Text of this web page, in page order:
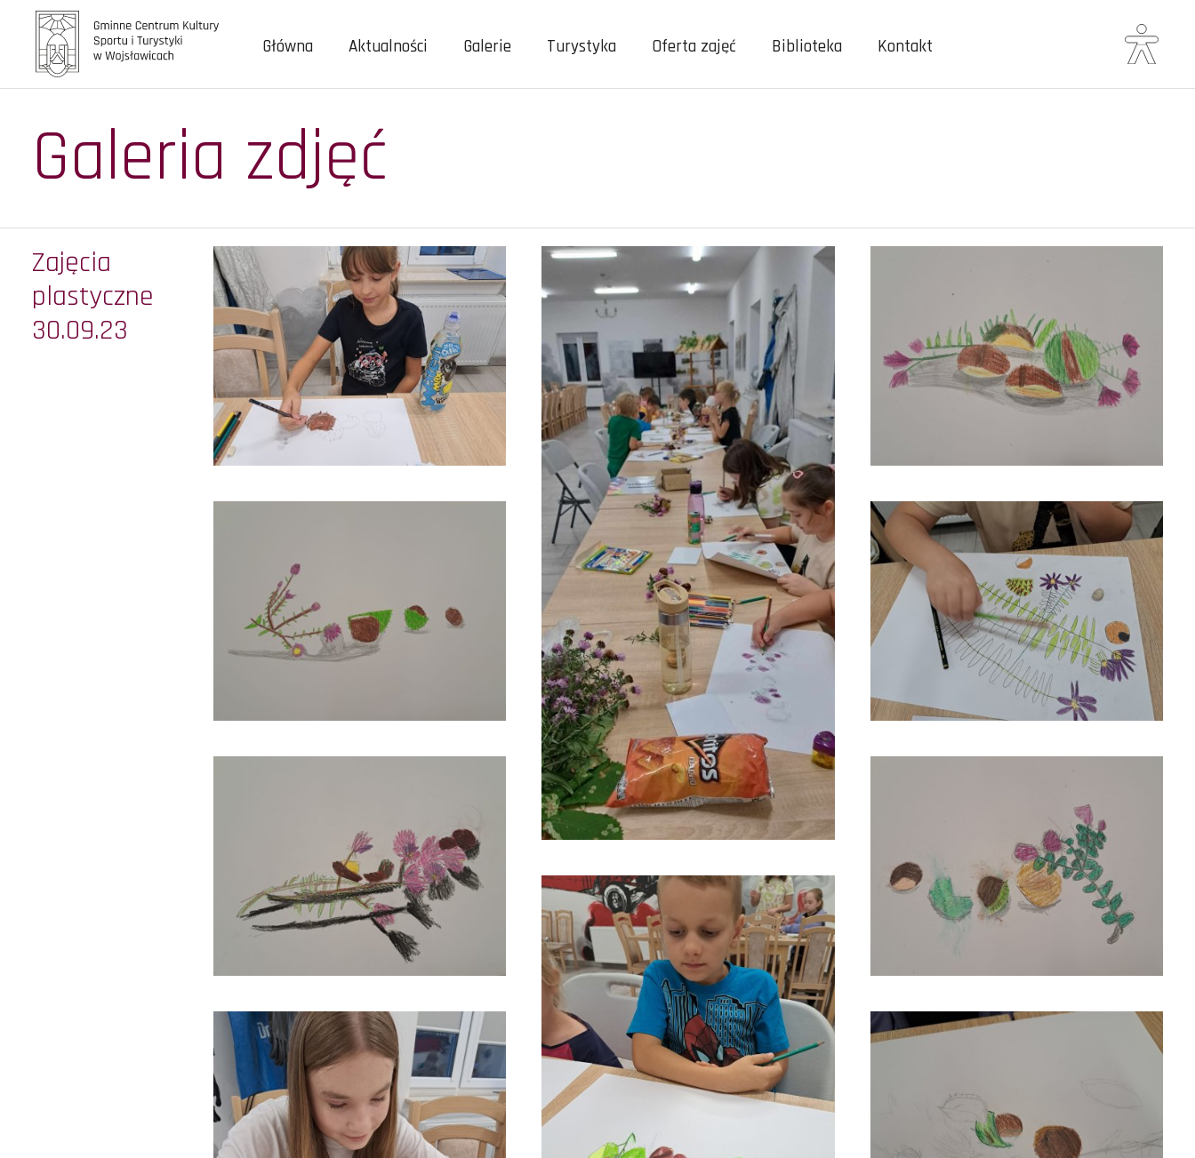
Główna Aktualności Galerie Turystyka Oferta zajęć Biblioteka Kontakt
Galeria zdjęć
Zajęcia
plastyczne
30.09.23